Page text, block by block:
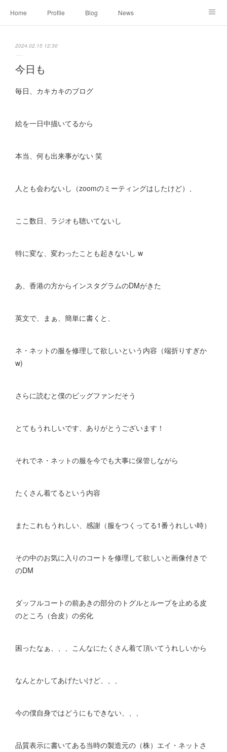
Home Profile Blog News
2024.02.15 12:30
今日も
毎日、カキカキのブログ
絵を一日中描いてるから
本当、何も出来事がない 笑
人とも会わないし（zoomのミーティングはしたけど）、
ここ数日、ラジオも聴いてないし
特に変な、変わったことも起きないし w
あ、香港の方からインスタグラムのDMがきた
英文で、まぁ、簡単に書くと、
ネ・ネットの服を修理して欲しいという内容（端折りすぎか
w)
さらに読むと僕のビッグファンだそう
とてもうれしいです、ありがとうございます！
それでネ・ネットの服を今でも大事に保管しながら
たくさん着てるという内容
またこれもうれしい、感謝（服をつくってる1番うれしい時）
その中のお気に入りのコートを修理して欲しいと画像付きで
のDM
ダッフルコートの前あきの部分のトグルとループを止める皮
のところ（合皮）の劣化
困ったなぁ、、、こんなにたくさん着て頂いてうれしいから
なんとかしてあげたいけど、、、
今の僕自身ではどうにもできない、、、
品質表示に書いてある当時の製造元の（株）エイ・ネットさ